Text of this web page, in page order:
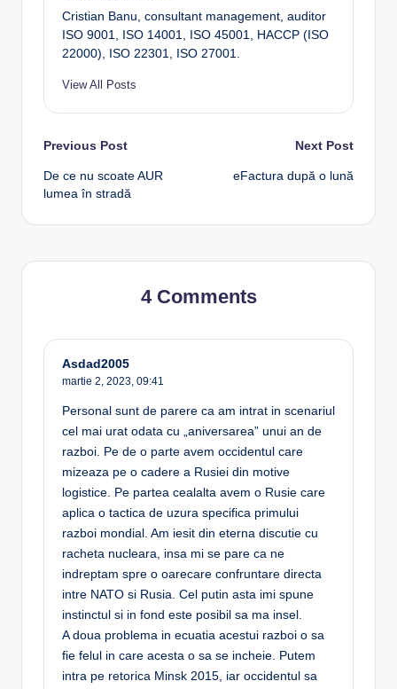
Cristian Banu, consultant management, auditor
ISO 9001, ISO 14001, ISO 45001, HACCP (ISO
22000), ISO 22301, ISO 27001.
View All Posts
Post
navigation
Previous Post
De ce nu scoate AUR
lumea în stradă
Next Post
eFactura după o lună
4 Comments
Asdad2005
martie 2, 2023, 09:41
Personal sunt de parere ca am intrat in scenariul
cel mai urat odata cu „aniversarea” unui an de
razboi. Pe de o parte avem occidentul care
mizeaza pe o cadere a Rusiei din motive
logistice. Pe partea cealalta avem o Rusie care
aplica o tactica de uzura specifica primului
razboi mondial. Am iesit din eterna discutie cu
racheta nucleara, insa mi se pare ca ne
indreptam spre o oarecare confruntare directa
intre NATO si Rusia. Cel putin asta imi spune
instinctul si in fond este posibil sa ma insel.
A doua problema in ecuatia acestui razboi o sa
fie felul in care acesta o sa se incheie. Putem
intra pe retorica Minsk 2015, iar occidentul sa